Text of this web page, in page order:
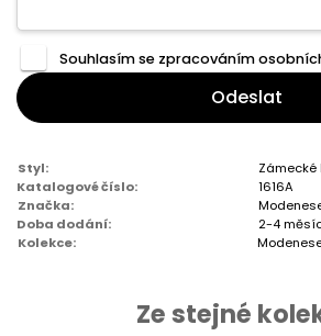
Souhlasím se zpracováním
Odeslat
Styl:
Zámecké
Katalogové číslo:
1616A
Značka:
Doba dodání:
2-4
Kolekce:
Ze stejné